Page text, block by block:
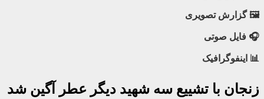
🖼 گزارش تصویری
🎧 فایل صوتی
📊 اینفوگرافیک
زنجان با تشییع سه شهید دیگر عطر آگین شد